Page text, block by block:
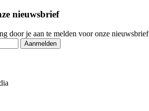
nieuwsbrief
door je aan te melden voor onze nieuwsbrief
Aanmelden